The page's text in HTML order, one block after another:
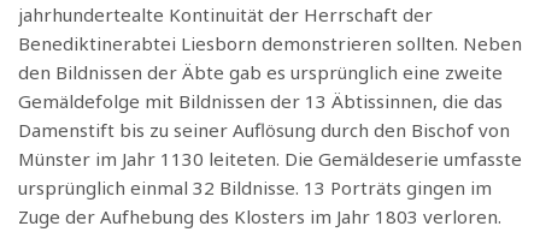
jahrhundertealte Kontinuität der Herrschaft der
Benediktinerabtei Liesborn demonstrieren sollten. Neben
den Bildnissen der Äbte gab es ursprünglich eine zweite
Gemäldefolge mit Bildnissen der 13 Äbtissinnen, die das
Damenstift bis zu seiner Auflösung durch den Bischof von
Münster im Jahr 1130 leiteten. Die Gemäldeserie umfasste
ursprünglich einmal 32 Bildnisse. 13 Porträts gingen im
Zuge der Aufhebung des Klosters im Jahr 1803 verloren.